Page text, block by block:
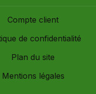
Compte client
de confidentialité
Plan du site
Mentions légales